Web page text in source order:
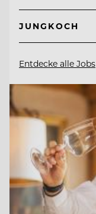
JUNGKOCH
Entdecke alle Jobs